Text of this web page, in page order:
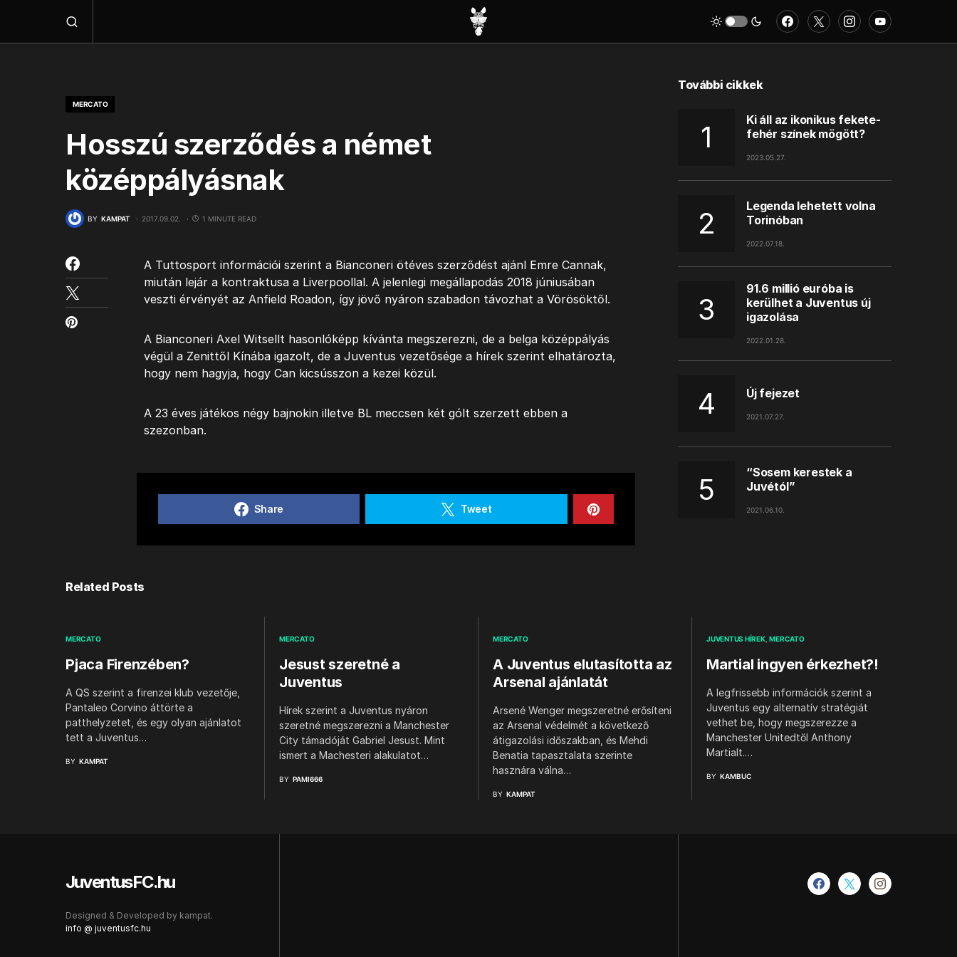
MERCATO
Hosszú szerződés a német
középpályásnak
BY KAMPAT 2017.09.02. 1 MINUTE READ
A Tuttosport információi szerint a Bianconeri ötéves szerződést ajánl Emre Cannak,
miután lejár a kontraktusa a Liverpoollal. A jelenlegi megállapodás 2018 júniusában
veszti érvényét az Anfield Roadon, így jövő nyáron szabadon távozhat a Vörösöktől.
A Bianconeri Axel Witsellt hasonlóképp kívánta megszerezni, de a belga középpályás
végül a Zenittől Kínába igazolt, de a Juventus vezetősége a hírek szerint elhatározta,
hogy nem hagyja, hogy Can kicsússzon a kezei közül.
A 23 éves játékos négy bajnokin illetve BL meccsen két gólt szerzett ebben a
szezonban.
Share Tweet
További cikkek
Ki áll az ikonikus fekete-
fehér színek mögött?
2023.05.27.
Legenda lehetett volna
Torinóban
2022.07.18.
91.6 millió euróba is
kerülhet a Juventus új
igazolása
2022.01.28.
Új fejezet
2021.07.27.
“Sosem kerestek a
Juvétól”
2021.06.10.
Related Posts
MERCATO
Pjaca Firenzében?
A QS szerint a firenzei klub vezetője,
Pantaleo Corvino áttörte a
patthelyzetet, és egy olyan ajánlatot
tett a Juventus…
BY KAMPAT
MERCATO
Jesust szeretné a
Juventus
Hírek szerint a Juventus nyáron
szeretné megszerezni a Manchester
City támadóját Gabriel Jesust. Mint
ismert a Machesteri alakulatot…
BY PAMI666
MERCATO
A Juventus elutasította az
Arsenal ajánlatát
Arsené Wenger megszeretné erősíteni
az Arsenal védelmét a következő
átigazolási időszakban, és Mehdi
Benatia tapasztalata szerinte
hasznára válna…
BY KAMPAT
JUVENTUS HÍREK MERCATO
Martial ingyen érkezhet?!
A legfrissebb információk szerint a
Juventus egy alternatív stratégiát
vethet be, hogy megszerezze a
Manchester Unitedtől Anthony
Martialt.…
BY KAMBUC
JuventusFC.hu
Designed & Developed by kampat.
info @ juventusfc.hu